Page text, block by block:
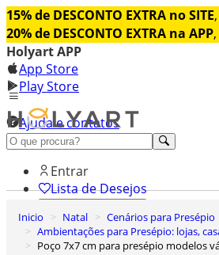
15% de DESCONTO EXTRA no SITE
20% de DESCONTO EXTRA na APP
Holyart APP
App Store
Play Store
Ajuda e contatos
Conheça premium
Entrar
Lista de Desejos
Carrinho de Compras
Inicio Natal
Cenários para Presépio
Ambientações para Presépio: lojas,
Poço 7x7 cm para presépio modelos